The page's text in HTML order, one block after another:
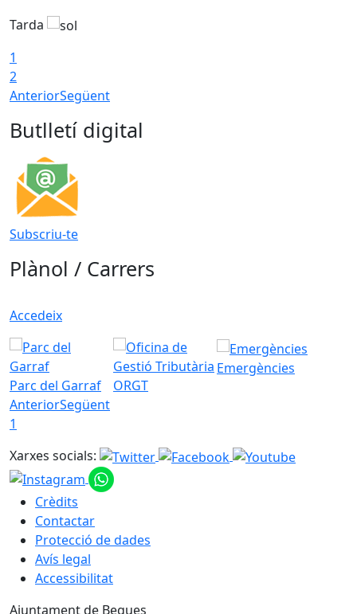
Tarda
1
2
AnteriorSegüent
Butlletí digital
Subscriu-te
Plànol / Carrers
Accedeix
Parc del Garraf ORGT
Emergències
AnteriorSegüent
1
Xarxes socials:
Crèdits
Contactar
Protecció de dades
Avís legal
Accessibilitat
Ajuntament de Begues